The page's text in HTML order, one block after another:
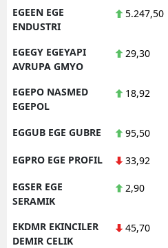
EGEEN EGE
ENDUSTRI
5.247,50
EGEGY EGEYAPI
AVRUPA GMYO
29,30
EGEPO NASMED
EGEPOL
18,92
EGGUB EGE GUBRE 95,50
EGPRO EGE PROFIL 33,92
EGSER EGE
SERAMIK
2,90
EKDMR EKINCILER
DEMIR CELIK
45,70